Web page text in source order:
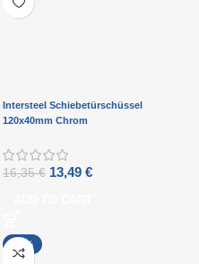
Intersteel Schiebetürschüssel
120x40mm Chrom
16,35€ 13,49 €
-16%